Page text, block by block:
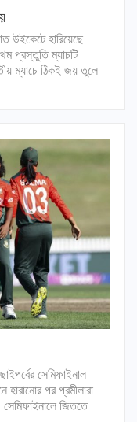
উইকেটে হারিয়েছে
প্রস্তুতি ম্যাচটি
ম্যাচে ঠিকই জয় তুলে
সেমিফাইনাল
হারানোর পর প্রমীলারা
জিততে